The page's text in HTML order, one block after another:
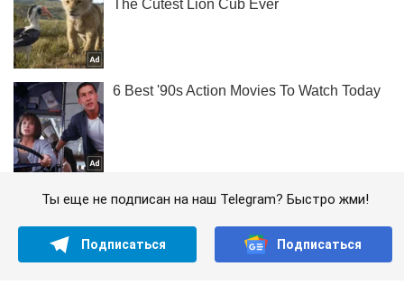
Ты еще не подписан на наш Telegram? Быстро жми!
Подписаться Подписаться